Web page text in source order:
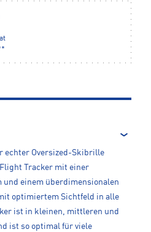
echter Oversized-Skibrille
Tracker mit einer
und einem überdimensionalen
optimiertem Sichtfeld in alle
ist in kleinen, mittleren und
ist so optimal für viele